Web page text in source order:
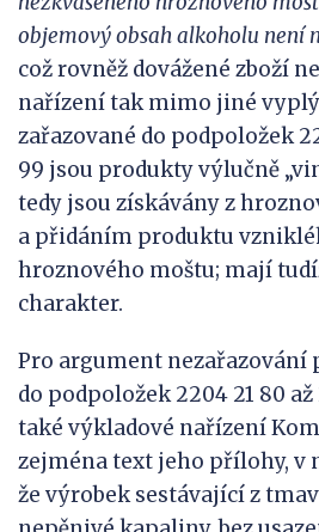
objemový obsah alkoholu není
což rovněž dovážené zboží
nařízení tak mimo jiné
zařazované do podpoložek
99 jsou produkty výlučně
tedy jsou získávány z
a přidáním produktu
hroznového moštu; mají
charakter.
Pro argument nezařazování
do podpoložek 2204 21 80 až
také výkladové nařízení
zejména text jeho přílohy, v
že výrobek sestávající z